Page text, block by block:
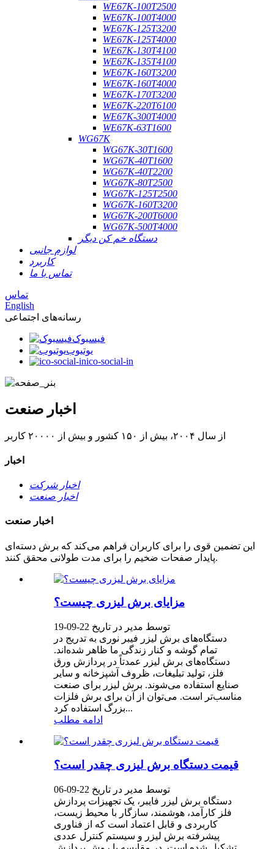
WE67K-100T2500
WE67K-100T4000
WE67K-125T3200
WE67K-125T4000
WE67K-130T4100
WE67K-135T4100
WE67K-160T3200
WE67K-160T4000
WE67K-170T3200
WE67K-220T6100
WE67K-300T4000
WE67K-63T1600
WG67K
WG67K-30T1600
WG67K-40T1600
WG67K-40T2200
WG67K-80T2500
WG67K-125T2500
WG67K-160T3200
WG67K-200T6000
WG67K-500T4000
دستگاه خم کن دیگر
لوازم جانبی
کاربرد
تماس با ما
تماس
English
رسانه‌های اجتماعی
فیسبوک
یوتیوب
ico-social-in
اخبار صنعت
از سال ۲۰۰۴، بیش از ۱۵۰ کشور و بیش از ۲۰۰۰۰ کاربر
اخبار
اخبار شرکت
اخبار صنعت
اخبار صنعت
این تضمین قوی را برای کاربران فراهم می‌کند که برش دسته‌ای
پایدار صفحات ضخیم را برای مدت طولانی محقق کنند.
مزایای برش لیزری چیست؟
توسط مدیر در تاریخ 22-09-19
دستگاه‌های برش لیزر فیبر نوری به تدریج در
تمام گوشه و کنار زندگی ما ظاهر شده‌اند.
دستگاه‌های برش لیزر عمدتاً در پردازش ورق
فلز، تولید تبلیغات، ظروف آشپزخانه و سایر
صنایع استفاده می‌شوند. برش لیزر برای صنعت
مناسب‌تر است. می‌توان از آن برای برش فلزات
بزرگ استفاده کرد...
ادامه مطلب
قیمت دستگاه برش لیزری چقدر است؟
توسط مدیر در تاریخ 22-09-06
دستگاه برش لیزر فایبر، یک تجهیزات پردازش
فلز کارآمد، هوشمند، سازگار با محیط زیست،
کاربردی و قابل اعتماد است که از فناوری
پیشرفته برش لیزر و سیستم کنترل عددی